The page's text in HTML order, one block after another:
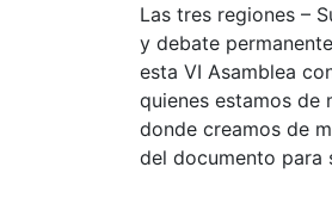
Las tres regiones –
y debate
esta VI Asamblea
quienes estamos de
donde creamos de
del documento para